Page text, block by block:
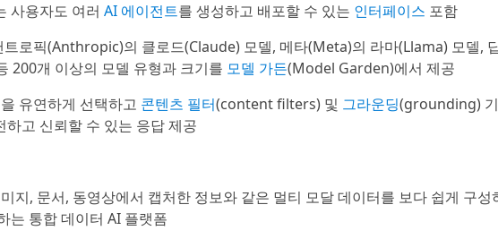
사용자도 여러 AI 에이전트를 생성하고 배포할 수 있는 인터페이스 포함
트로픽(Anthropic)의 클로드(Claude) 모델, 메타(Meta)의 라마(Llama) 모델,
200개 이상의 모델 유형과 크기를 모델 가든(Model Garden)에서 제공
유연하게 선택하고 콘텐츠 필터(content filters) 및 그라운딩(grounding) 기
고 신뢰할 수 있는 응답 제공
지, 문서, 동영상에서 캡처한 정보와 같은 멀티 모달 데이터를 보다 쉽게 구성
는 통합 데이터 AI 플랫폼